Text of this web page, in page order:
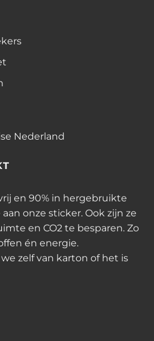
Nederland
en 90% in hergebruikte
onze sticker. Ook zijn ze
en CO2 te besparen. Zo
én energie.
zelf van karton of het is